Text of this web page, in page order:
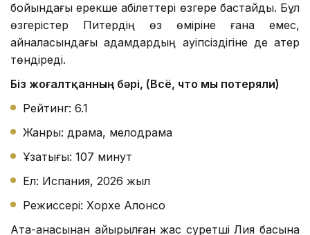
бойындағы ерекше қабілеттері өзгере бастайды. Бұл
өзгерістер Питердің өз өміріне ғана емес,
айналасындағы адамдардың қауіпсіздігіне де қатер
төндіреді.
Біз жоғалтқанның бәрі, (Всё, что мы потеряли)
Рейтинг: 6.1
Жанры: драма, мелодрама
Ұзақтығы: 107 минут
Ел: Испания, 2026 жыл
Режиссері: Хорхе Алонсо
Ата-анасынан айырылған жас суретші Лия басына